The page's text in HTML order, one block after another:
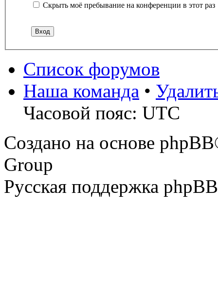
Скрыть моё пребывание на конференции в этот раз
Список форумов
Наша команда •
Часовой пояс: UTC
Создано на основе
Group
Русская поддержка phpBB